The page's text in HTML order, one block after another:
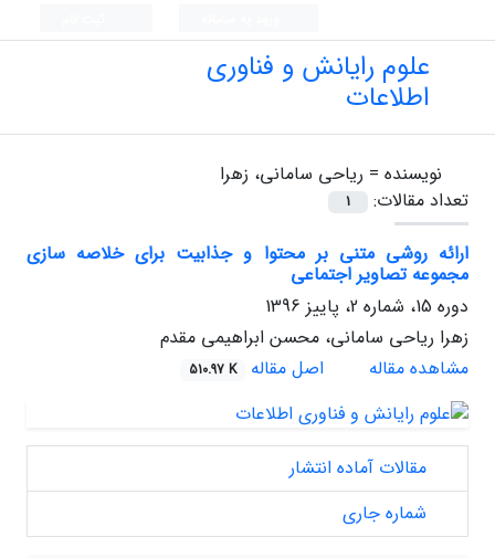
علوم رایانش و فناوری
اطلاعات
نویسنده = ریاحی سامانی، زهرا
تعداد مقالات:
1
ارائه روشی متنی بر محتوا و جذابیت برای خلاصه سازی
مجموعه تصاویر اجتماعی
دوره 15، شماره 2، پاییز 1396
زهرا ریاحی سامانی، محسن ابراهیمی مقدم
مشاهده مقاله
اصل مقاله 510.97 K
مقالات آماده انتشار
شماره جاری